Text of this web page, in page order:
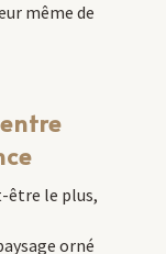
même de
être le plus,
orné